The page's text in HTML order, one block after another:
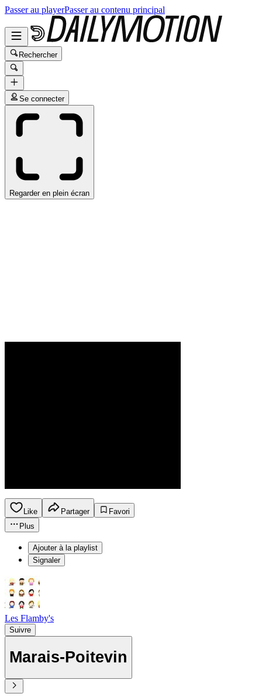
Passer au playerPasser au contenu principal
Rechercher
Se connecter
Regarder en plein écran
Like Partager
Favori
Plus
Ajouter à la playlist
Signaler
Les Flamby's
Suivre
Marais-Poitevin